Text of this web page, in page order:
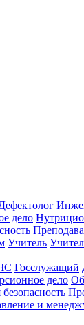
дело
Учитель
Госслужащий
дело
и